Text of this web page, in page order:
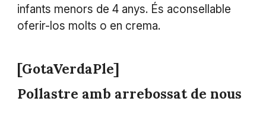
infants menors de 4 anys. És aconsellable
oferir-los molts o en crema.
[GotaVerdaPle]
Pollastre amb arrebossat de nous